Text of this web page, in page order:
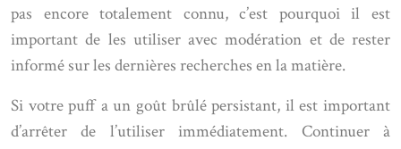
pas encore totalement connu, c’est pourquoi il est
important de les utiliser avec modération et de rester
informé sur les dernières recherches en la matière.
Si votre puff a un goût brûlé persistant, il est important
d’arrêter de l’utiliser immédiatement. Continuer à